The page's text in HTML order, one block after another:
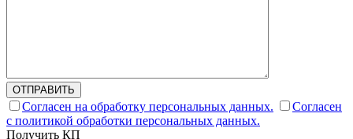
ОТПРАВИТЬ
Согласен на обработку персональных данных.
Согласен
с политикой обработки персональных данных.
Получить КП